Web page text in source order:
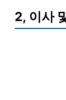
2, 이사